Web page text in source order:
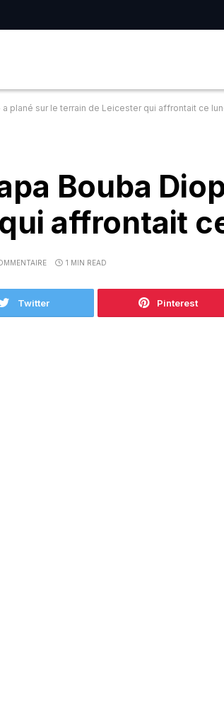
a plané sur le terrain de Leicester qui affrontait ce
Bouba
affrontait
1 MIN READ
Twitter Pinterest